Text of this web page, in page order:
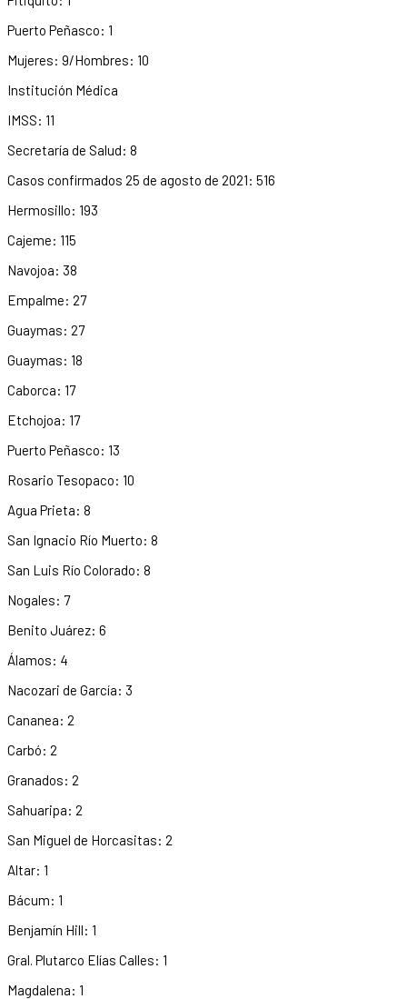
Puerto Peñasco: 1
Mujeres: 9/Hombres: 10
Institución Médica
IMSS: 11
Secretaría de Salud: 8
Casos confirmados 25 de agosto de 2021: 516
Hermosillo: 193
Cajeme: 115
Navojoa: 38
Empalme: 27
Guaymas: 27
Guaymas: 18
Caborca: 17
Etchojoa: 17
Puerto Peñasco: 13
Rosario Tesopaco: 10
Agua Prieta: 8
San Ignacio Río Muerto: 8
San Luis Río Colorado: 8
Nogales: 7
Benito Juárez: 6
Álamos: 4
Nacozari de García: 3
Cananea: 2
Carbó: 2
Granados: 2
Sahuaripa: 2
San Miguel de Horcasitas: 2
Altar: 1
Bácum: 1
Benjamín Hill: 1
Gral. Plutarco Elías Calles: 1
Magdalena: 1